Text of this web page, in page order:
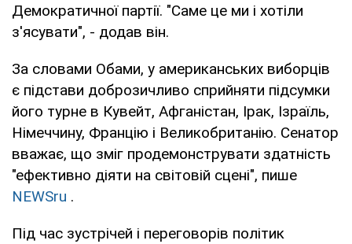
Демократичної партії. "Саме це ми і хотіли
з'ясувати", - додав він.
За словами Обами, у американських виборців
є підстави доброзичливо сприйняти підсумки
його турне в Кувейт, Афганістан, Ірак, Ізраїль,
Німеччину, Францію і Великобританію. Сенатор
вважає, що зміг продемонструвати здатність
"ефективно діяти на світовій сцені", пише
NEWSru .
Під час зустрічей і переговорів політик